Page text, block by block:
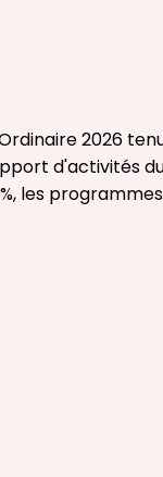
2026
d'activités
les